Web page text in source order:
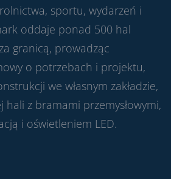
sportu, wydarzeń i
oddaje ponad 500 hal
granicą, prowadząc
o potrzebach i projektu,
we własnym zakładzie,
z bramami przemysłowymi,
i oświetleniem LED.